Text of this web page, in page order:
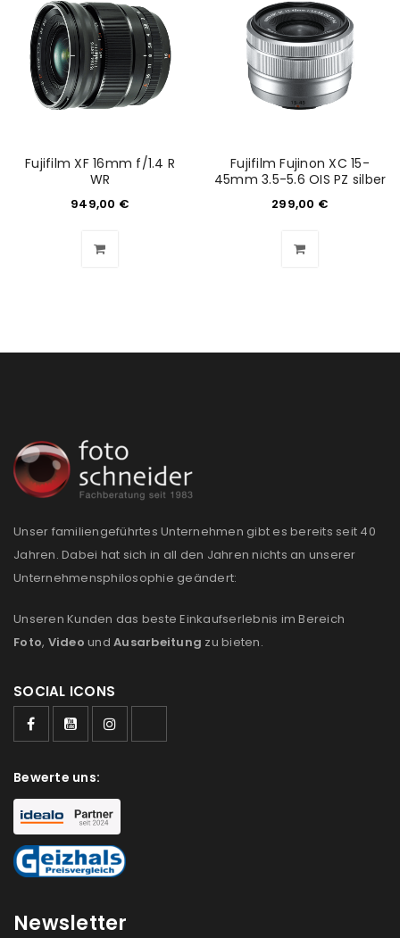
ANMELDEN
Benutzername oder E-Mail-Adresse
Passwort*
E-Mail-Adresse*
Ein Link zum Erstellen eines neuen Passworts wird an
deine E-Mail-Adresse gesendet.
NEWSLETTER ABONNIEREN
us
Ich stimme zu
Fujifilm XF 16mm f/1.4 R
WR
949,00 €
Fujifilm Fujinon XC 15-
45mm 3.5-5.6 OIS PZ silber
299,00 €
Unser familiengeführtes Unternehmen gibt es bereits seit 40
Jahren. Dabei hat sich in all den Jahren nichts an unserer
Unternehmensphilosophie geändert:
Unseren Kunden das beste Einkaufserlebnis im Bereich
Foto, Video und Ausarbeitung zu bieten.
SOCIAL ICONS
Bewerte uns:
Newsletter